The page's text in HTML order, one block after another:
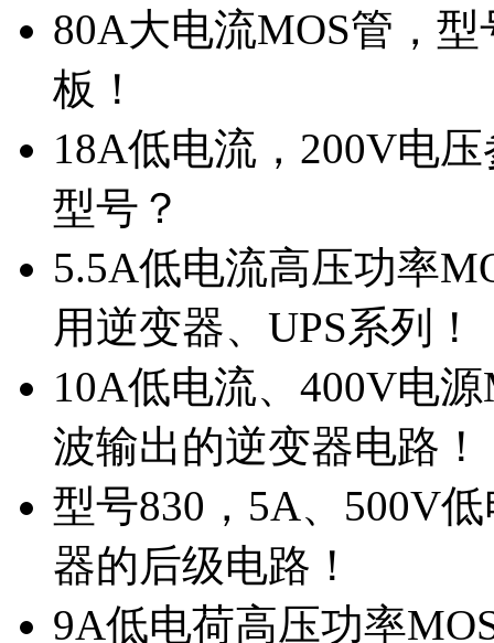
80A大电流MOS管，
板！
18A低电流，200V电
型号？
5.5A低电流高压功率
用逆变器、UPS系列！
10A低电流、400V电
波输出的逆变器电路！
型号830，5A、500V
器的后级电路！
9A低电荷高压功率